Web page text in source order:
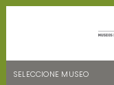
SELECCIONE MUSEO